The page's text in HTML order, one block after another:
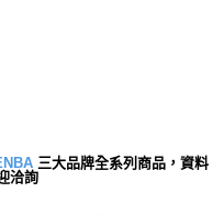
三大品牌全系列商品，資料
洽詢